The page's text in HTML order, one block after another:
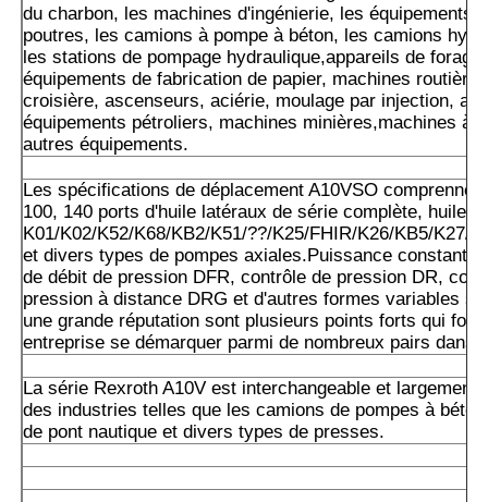
du charbon, les machines d'ingénierie, les équipements
poutres, les camions à pompe à béton, les camions
les stations de pompage hydraulique,appareils de
équipements de fabrication de papier, machines
croisière, ascenseurs, aciérie, moulage par injection,
équipements pétroliers, machines minières,machines à
autres équipements.
Les spécifications de déplacement A10VSO
100, 140 ports d'huile latéraux de série complète, huile
K01/K02/K52/K68/KB2/K51/??/K25/FHIR/K26/KB5/K27/
et divers types de pompes axiales.Puissance constante
de débit de pression DFR, contrôle de pression DR,
pression à distance DRG et d'autres formes variables
une grande réputation sont plusieurs points forts qui font
entreprise se démarquer parmi de nombreux pairs dans
La série Rexroth A10V est interchangeable et largement
des industries telles que les camions de pompes à
de pont nautique et divers types de presses.